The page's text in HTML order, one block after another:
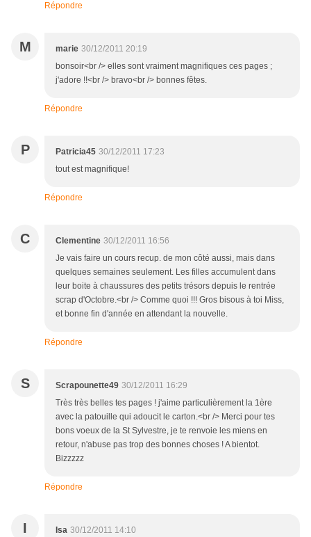
Répondre
M marie 30/12/2011 20:19
bonsoir<br /> elles sont vraiment magnifiques ces pages ;
j'adore !!<br /> bravo<br /> bonnes fêtes.
Répondre
P Patricia45 30/12/2011 17:23
tout est magnifique!
Répondre
C Clementine 30/12/2011 16:56
Je vais faire un cours recup. de mon côté aussi, mais dans
quelques semaines seulement. Les filles accumulent dans
leur boite à chaussures des petits trésors depuis le rentrée
scrap d'Octobre.<br /> Comme quoi !!! Gros bisous à toi Miss,
et bonne fin d'année en attendant la nouvelle.
Répondre
S Scrapounette49 30/12/2011 16:29
Très très belles tes pages ! j'aime particulièrement la 1ère
avec la patouille qui adoucit le carton.<br /> Merci pour tes
bons voeux de la St Sylvestre, je te renvoie les miens en
retour, n'abuse pas trop des bonnes choses ! A bientot.
Bizzzzz
Répondre
I Isa 30/12/2011 14:10